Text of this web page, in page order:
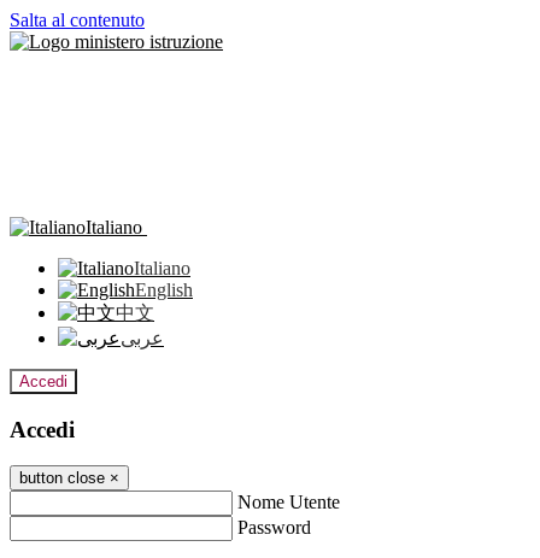
Salta al contenuto
Italiano
Italiano
English
中文
عربى
Accedi
Accedi
button close ×
Nome Utente
Password